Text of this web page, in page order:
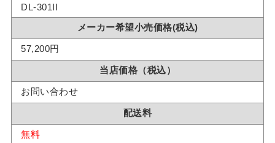
DL-301II
メーカー希望小売価格(税込)
57,200円
当店価格（税込）
お問い合わせ
配送料
無料